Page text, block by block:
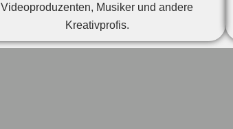
Videoproduzenten, Musiker und andere
Kreativprofis.